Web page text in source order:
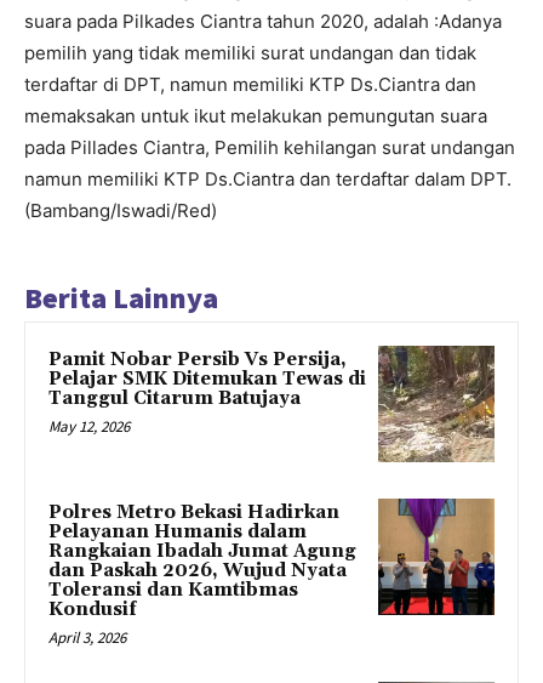
suara pada Pilkades Ciantra tahun 2020, adalah :Adanya
pemilih yang tidak memiliki surat undangan dan tidak
terdaftar di DPT, namun memiliki KTP Ds.Ciantra dan
memaksakan untuk ikut melakukan pemungutan suara
pada Pillades Ciantra, Pemilih kehilangan surat undangan
namun memiliki KTP Ds.Ciantra dan terdaftar dalam DPT.
(Bambang/Iswadi/Red)
Berita Lainnya
Pamit Nobar Persib Vs Persija,
Pelajar SMK Ditemukan Tewas di
Tanggul Citarum Batujaya
May 12, 2026
Polres Metro Bekasi Hadirkan
Pelayanan Humanis dalam
Rangkaian Ibadah Jumat Agung
dan Paskah 2026, Wujud Nyata
Toleransi dan Kamtibmas
Kondusif
April 3, 2026